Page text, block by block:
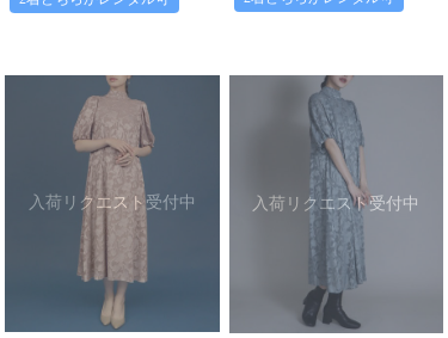
入荷リクエスト受付中 入荷リクエスト受付中